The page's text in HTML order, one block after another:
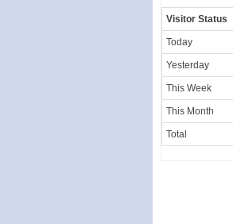
Visitor Status
Today
Yesterday
This Week
This Month
Total